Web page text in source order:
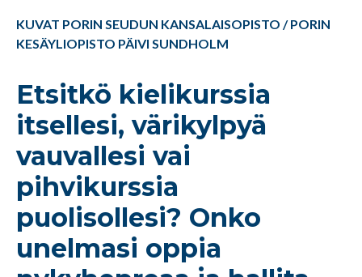
KUVAT PORIN SEUDUN KANSALAISOPISTO / PORIN
KESÄYLIOPISTO PÄIVI SUNDHOLM
Etsitkö kielikurssia
itsellesi, värikylpyä
vauvallesi vai
pihvikurssia
puolisollesi? Onko
unelmasi oppia